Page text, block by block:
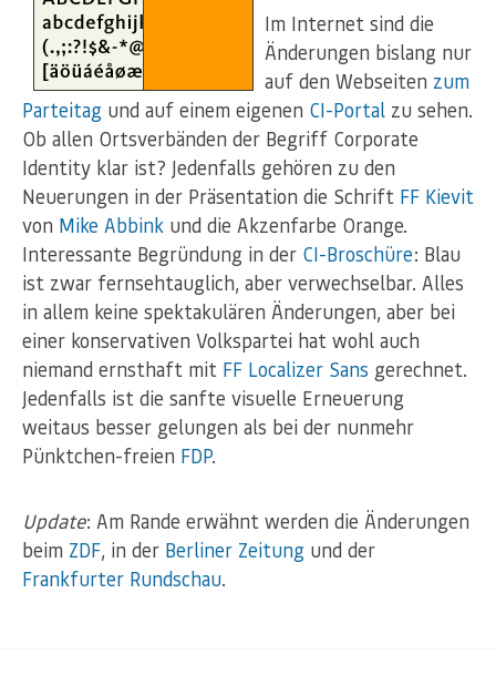
Im Internet sind die
Änderungen bislang nur
auf den Webseiten zum
Parteitag und auf einem eigenen CI-Portal zu sehen.
Ob allen Ortsverbänden der Begriff Corporate
Identity klar ist? Jedenfalls gehören zu den
Neuerungen in der Präsentation die Schrift FF Kievit
von Mike Abbink und die Akzenfarbe Orange.
Interessante Begründung in der CI-Broschüre: Blau
ist zwar fernsehtauglich, aber verwechselbar. Alles
in allem keine spektakulären Änderungen, aber bei
einer konservativen Volkspartei hat wohl auch
niemand ernsthaft mit FF Localizer Sans gerechnet.
Jedenfalls ist die sanfte visuelle Erneuerung
weitaus besser gelungen als bei der nunmehr
Pünktchen-freien FDP.
Update: Am Rande erwähnt werden die Änderungen
beim ZDF, in der Berliner Zeitung und der
Frankfurter Rundschau.